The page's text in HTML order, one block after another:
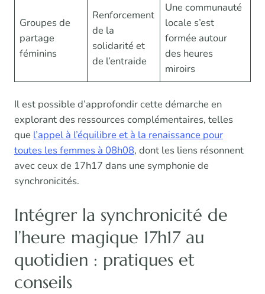
Groupes de
partage
féminins
Renforcement
de la
solidarité et
de l’entraide
Une communauté
locale s’est
formée autour
des heures
miroirs
Il est possible d’approfondir cette démarche en
explorant des ressources complémentaires, telles
que l’appel à l’équilibre et à la renaissance pour
toutes les femmes à 08h08, dont les liens résonnent
avec ceux de 17h17 dans une symphonie de
synchronicités.
Intégrer la synchronicité de
l’heure magique 17h17 au
quotidien : pratiques et
conseils